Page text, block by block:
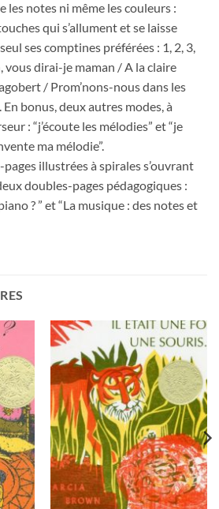
les notes ni même les couleurs :
qui s’allument et se laisse
ses comptines préférées : 1, 2, 3,
vous dirai-je maman / A la claire
/ Prom’nons-nous dans les
bonus, deux autres modes, à
: “j’écoute les mélodies” et “je
ma mélodie”.
illustrées à spirales s’ouvrant
doubles-pages pédagogiques :
? ” et “La musique : des notes et